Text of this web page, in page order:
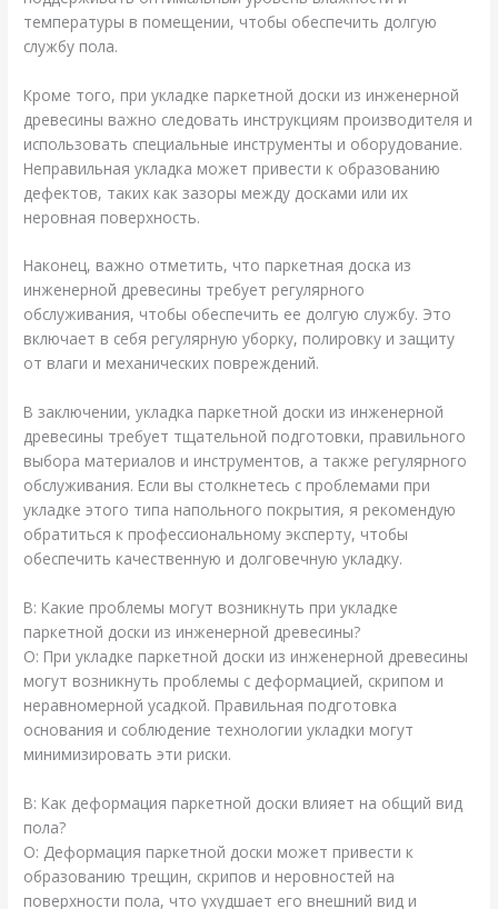
температуры в помещении, чтобы обеспечить долгую
службу пола.
Кроме того, при укладке паркетной доски из инженерной
древесины важно следовать инструкциям производителя и
использовать специальные инструменты и оборудование.
Неправильная укладка может привести к образованию
дефектов, таких как зазоры между досками или их
неровная поверхность.
Наконец, важно отметить, что паркетная доска из
инженерной древесины требует регулярного
обслуживания, чтобы обеспечить ее долгую службу. Это
включает в себя регулярную уборку, полировку и защиту
от влаги и механических повреждений.
В заключении, укладка паркетной доски из инженерной
древесины требует тщательной подготовки, правильного
выбора материалов и инструментов, а также регулярного
обслуживания. Если вы столкнетесь с проблемами при
укладке этого типа напольного покрытия, я рекомендую
обратиться к профессиональному эксперту, чтобы
обеспечить качественную и долговечную укладку.
В: Какие проблемы могут возникнуть при укладке
паркетной доски из инженерной древесины?
О: При укладке паркетной доски из инженерной древесины
могут возникнуть проблемы с деформацией, скрипом и
неравномерной усадкой. Правильная подготовка
основания и соблюдение технологии укладки могут
минимизировать эти риски.
В: Как деформация паркетной доски влияет на общий вид
пола?
О: Деформация паркетной доски может привести к
образованию трещин, скрипов и неровностей на
поверхности пола, что ухудшает его внешний вид и